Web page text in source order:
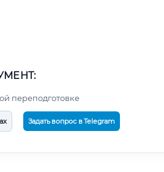
переподготовке
Задать вопрос в Telegram